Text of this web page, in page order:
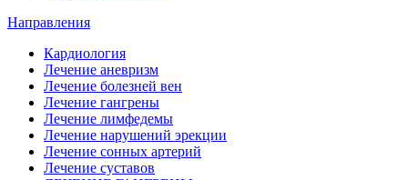
Направления
Кардиология
Лечение аневризм
Лечение болезней вен
Лечение гангрены
Лечение лимфедемы
Лечение нарушений эрекции
Лечение сонных артерий
Лечение суставов